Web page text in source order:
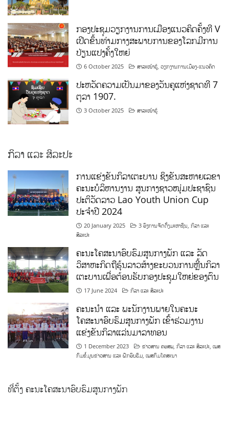
ກອງປະຊຸມວຽກງານການເມືອງແນວຄິດຄັ້ງທີ V
ເປີດຂຶ້ນທ່າມກາງສະພາບການຂອງໂລກມີການ
ປ່ຽນແປງຄັ້ງໃຫຍ່
6 October 2025 ສາລະໜ້າຮູ້ ,ວຽກງານການເມືອງ-ແນວຄິດ
ປະຫວັດຄວາມເປັນມາຂອງວັນຄູແຫ່ງຊາດທີ 7
ຕຸລາ 1907.
3 October 2025 ສາລະໜ້າຮູ້
ກິລາ ແລະ ສິລະປະ
ການແຂ່ງຂັນກິລາເຕະບານ ຊິງຂັນສະຫາຍເລຂາ
ຄະນະບໍລິຫານງານ ສູນກາງຊາວໜຸ່ມປະຊາຊົນ
ປະຕິວັດລາວ Lao Youth Union Cup
ປະຈຳປີ 2024
20 January 2025 3 ອົງການຈັດຕັ້ງມະຫາຊົນ ,ກິລາ ແລະ
ສິລະປະ
ຄະນະໂຄສະນາອົບຮົມສູນກາງພັກ ແລະ ລັດ
ວິສາຫະກິດຖືຮຸ້ນລາວສ້າງຂະບວນການຫຼີ້ນກິລາ
ເຕະບານເພື່ອຕ້ອນຮັບກອງປະຊຸມໃຫຍ່ຂອງຕົນ
17 June 2024 ກິລາ ແລະ ສິລະປະ
ຄະນະນຳ ແລະ ພະນັກງານພາຍໃນຄະນະ
ໂຄສະນາອົບຮົມສູນກາງພັກ ເຂົ້າຮ່ວມງານ
ແຂ່ງຂັນກິລາແລ່ນມາລາທອນ
1 December 2023 ຂ່າວສານ ຄອສພ ,ກິລາ ແລະ ສິລະປະ ,ເພສ
ກົມຂໍ້ມູນຂ່າວສານ ແລະ ຝຶກອົບຮົມ ,ເພສກົມໂຄສະນາ
ທີ່ຕັ້ງ ຄະນະໂຄສະນາອົບຮົມສູນກາງພັກ